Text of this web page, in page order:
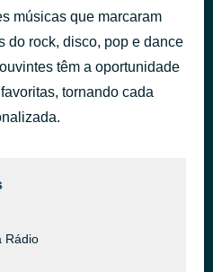
músicas que marcaram
do rock, disco, pop e dance
têm a oportunidade
tornando cada
Rádio